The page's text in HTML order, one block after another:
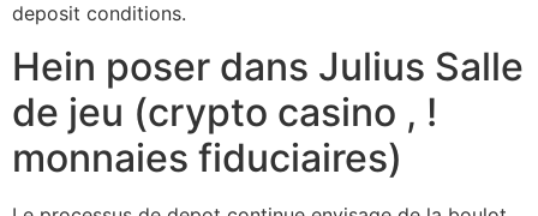
deposit conditions.
Hein poser dans Julius Salle
de jeu (crypto casino , !
monnaies fiduciaires)